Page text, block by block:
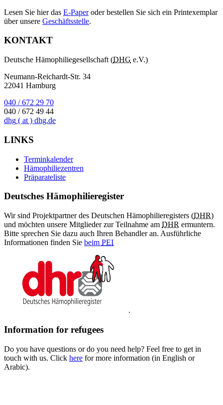
Lesen Sie hier das E-Paperoder bestellen Sie sich ein Printexemplar
über unsere Geschäftsstelle.
KONTAKT
Deutsche Hämophiliegesellschaft (DHG e.V.)
Neumann-Reichardt-Str. 34
22041 Hamburg
040 / 672 29 70
040 / 672 49 44
dhg ( at ) dhg.de
LINKS
Terminkalender
Hämophiliezentren
Präparateliste
Deutsches Hämophilieregister
Wir sind Projektpartner des Deutschen Hämophilieregisters (DHR)
und möchten unsere Mitglieder zur Teilnahme am DHR ermuntern.
Bitte sprechen Sie dazu auch Ihren Behandler an. Ausführliche
Informationen finden Sie beim PEI
.
Information for refugees
Do you have questions or do you need help? Feel free to get in
touch with us. Click here for more information (in English or
Arabic).